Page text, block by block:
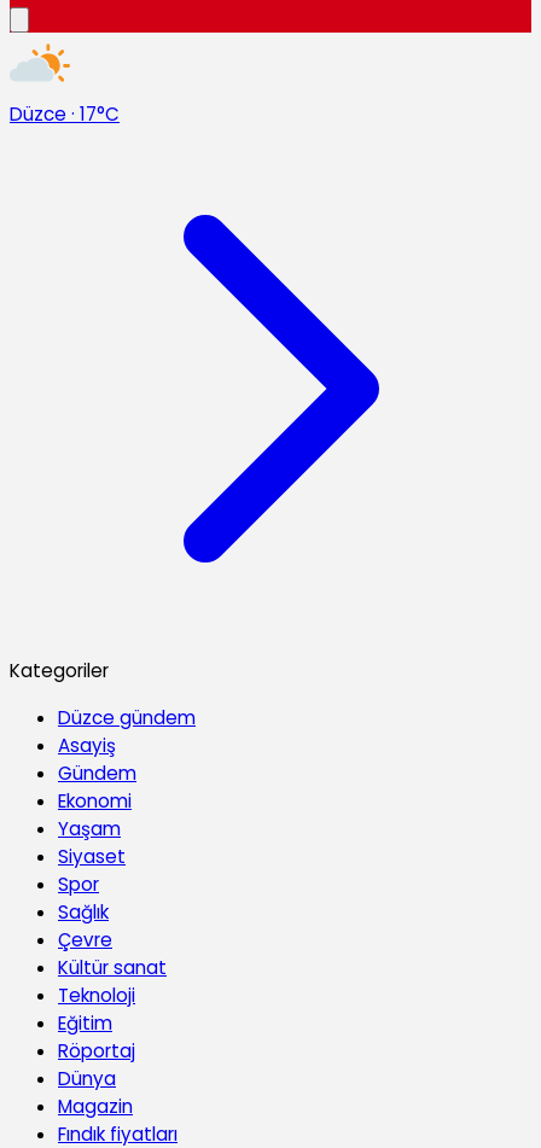
Düzce · 17°C
Kategoriler
Düzce gündem
Asayiş
Gündem
Ekonomi
Yaşam
Siyaset
Spor
Sağlık
Çevre
Kültür sanat
Teknoloji
Eğitim
Röportaj
Dünya
Magazin
Fındık fiyatları